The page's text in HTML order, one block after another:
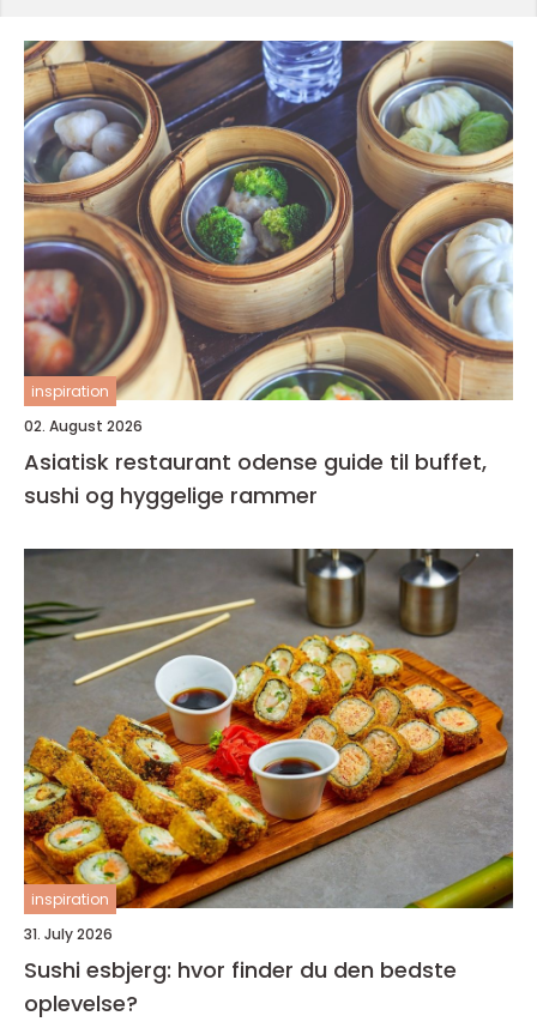
inspiration
02. August 2026
Asiatisk restaurant odense guide til buffet,
sushi og hyggelige rammer
inspiration
31. July 2026
Sushi esbjerg: hvor finder du den bedste
oplevelse?